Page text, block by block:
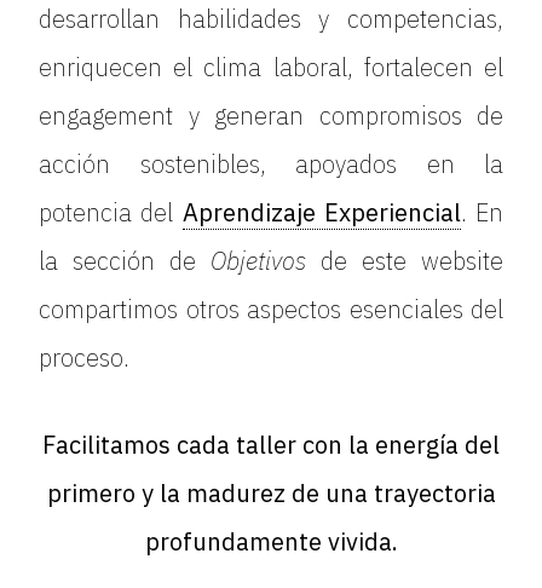
desarrollan habilidades y competencias,
enriquecen el clima laboral, fortalecen el
engagement y generan compromisos de
acción sostenibles, apoyados en la
potencia del Aprendizaje Experiencial. En
la sección de Objetivos de este website
compartimos otros aspectos esenciales del
proceso.
Facilitamos cada taller con la energía del
primero y la madurez de una trayectoria
profundamente vivida.